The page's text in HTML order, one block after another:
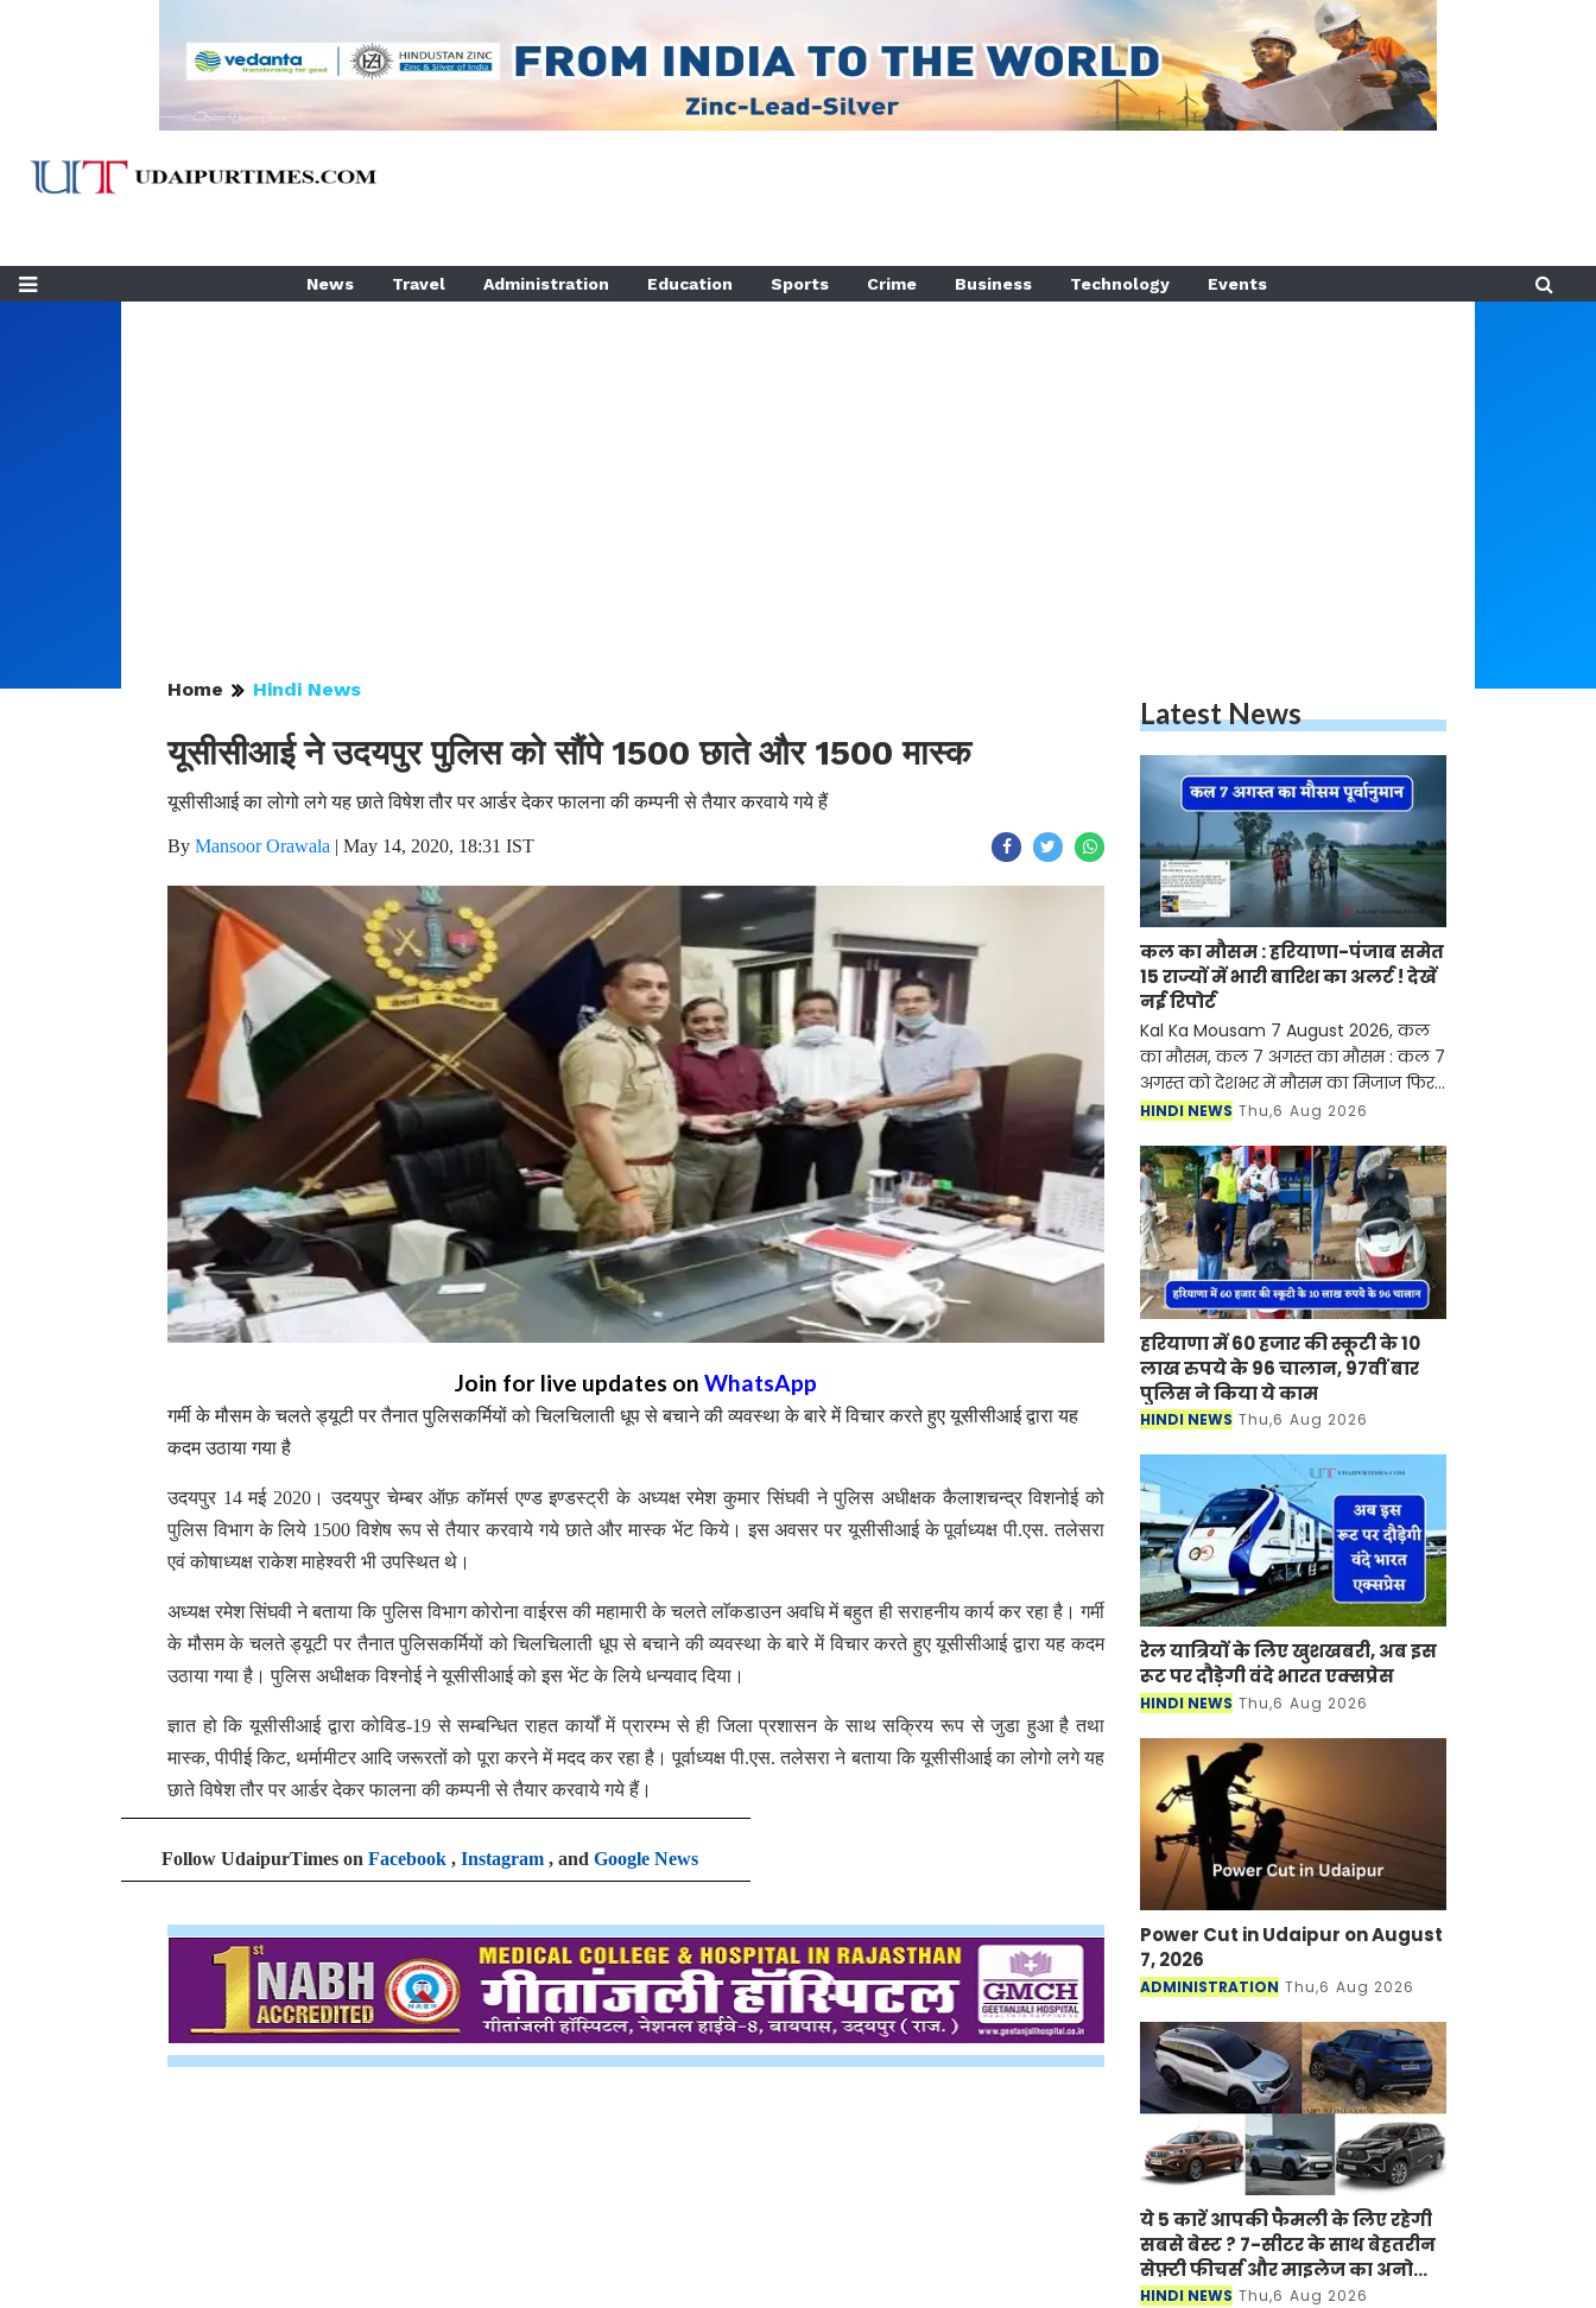
News Travel Administration Education Sports Crime Business Technology Events
Home Hindi News
यूसीसीआई ने उदयपुर पुलिस को सौंपे 1500 छाते और 1500 मास्क
यूसीसीआई का लोगो लगे यह छाते विषेश तौर पर आर्डर देकर फालना की कम्पनी से तैयार करवाये गये हैं
By Mansoor Orawala | May 14, 2020, 18:31 IST
Join for live updates on WhatsApp
गर्मी के मौसम के चलते ड्यूटी पर तैनात पुलिसकर्मियों को चिलचिलाती धूप से बचाने की व्यवस्था के बारे में विचार करते हुए यूसीसीआई द्वारा यह
कदम उठाया गया है
उदयपुर 14 मई 2020। उदयपुर चेम्बर ऑफ़ काॅमर्स एण्ड इण्डस्ट्री के अध्यक्ष रमेश कुमार सिंघवी ने पुलिस अधीक्षक कैलाशचन्द्र विशनोई को
पुलिस विभाग के लिये 1500 विशेष रूप से तैयार करवाये गये छाते और मास्क भेंट किये। इस अवसर पर यूसीसीआई के पूर्वाध्यक्ष पी.एस. तलेसरा
एवं कोषाध्यक्ष राकेश माहेश्वरी भी उपस्थित थे।
अध्यक्ष रमेश सिंघवी ने बताया कि पुलिस विभाग कोरोना वाईरस की महामारी के चलते लाॅकडाउन अवधि में बहुत ही सराहनीय कार्य कर रहा है। गर्मी
के मौसम के चलते ड्यूटी पर तैनात पुलिसकर्मियों को चिलचिलाती धूप से बचाने की व्यवस्था के बारे में विचार करते हुए यूसीसीआई द्वारा यह कदम
उठाया गया है। पुलिस अधीक्षक विश्नोई ने यूसीसीआई को इस भेंट के लिये धन्यवाद दिया।
ज्ञात हो कि यूसीसीआई द्वारा कोविड-19 से सम्बन्धित राहत कार्यों में प्रारम्भ से ही जिला प्रशासन के साथ सक्रिय रूप से जुडा हुआ है तथा
मास्क, पीपीई किट, थर्मामीटर आदि जरूरतों को पूरा करने में मदद कर रहा है। पूर्वाध्यक्ष पी.एस. तलेसरा ने बताया कि यूसीसीआई का लोगो लगे यह
छाते विषेश तौर पर आर्डर देकर फालना की कम्पनी से तैयार करवाये गये हैं।
Follow UdaipurTimes on Facebook , Instagram , and Google News
Latest News
कल का मौसम : हरियाणा-पंजाब समेत
15 राज्यों में भारी बारिश का अलर्ट ! देखें
नई रिपोर्ट
Kal Ka Mousam 7 August 2026, कल
का मौसम, कल 7 अगस्त का मौसम : कल 7
अगस्त को देशभर में मौसम का मिजाज फिर
से बदलने वाला है। देश के कई राज्यों में
को मिल रही है, ज
HINDI NEWS Thu,6 Aug 2026
हरियाणा में 60 हजार की स्कूटी के 10
लाख रुपये के 96 चालान, 97वीं बार
पुलिस ने किया ये काम
HINDI NEWS Thu,6 Aug 2026
रेल यात्रियों के लिए खुशखबरी, अब इस
रूट पर दौड़ेगी वंदे भारत एक्‍सप्रेस
HINDI NEWS Thu,6 Aug 2026
Power Cut in Udaipur on August
7, 2026
ADMINISTRATION Thu,6 Aug 2026
ये 5 कारें आपकी फैमली के लिए रहेगी
सबसे बेस्ट ? 7-सीटर के साथ बेहतरीन
सेफ़्टी फीचर्स और माइलेज का अनोखा
अंदाज
HINDI NEWS Thu,6 Aug 2026